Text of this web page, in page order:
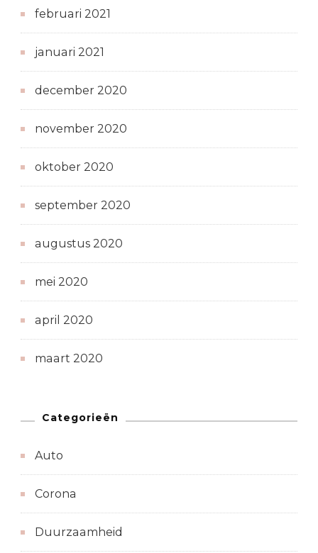
februari 2021
januari 2021
december 2020
november 2020
oktober 2020
september 2020
augustus 2020
mei 2020
april 2020
maart 2020
Categorieën
Auto
Corona
Duurzaamheid